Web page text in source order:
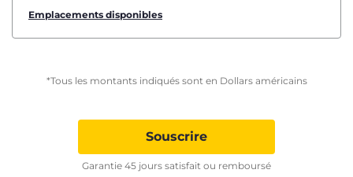
Emplacements disponibles
*Tous les montants indiqués sont en Dollars américains
Souscrire
Garantie 45 jours satisfait ou remboursé